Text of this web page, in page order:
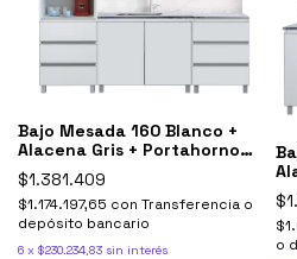
Bajo Mesada 160 Blanco +
Alacena Gris + Portahorno
Potenza
$1.381.409
$1.174.197,65 con Transferencia o
depósito bancario
6 x $230.234,83 sin interés
o